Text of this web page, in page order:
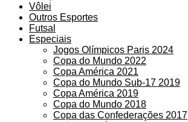
Vôlei
Outros Esportes
Futsal
Especiais
Jogos Olímpicos Paris 2024
Copa do Mundo 2022
Copa América 2021
Copa do Mundo Sub-17 2019
Copa América 2019
Copa do Mundo 2018
Copa das Confederações 2017